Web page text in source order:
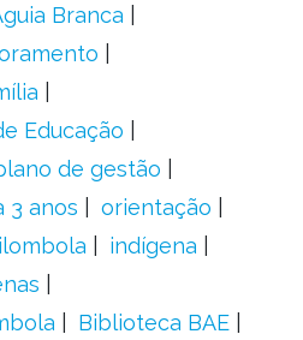
Branca
Educação
de gestão
3 anos
orientação
indígena
Biblioteca BAE